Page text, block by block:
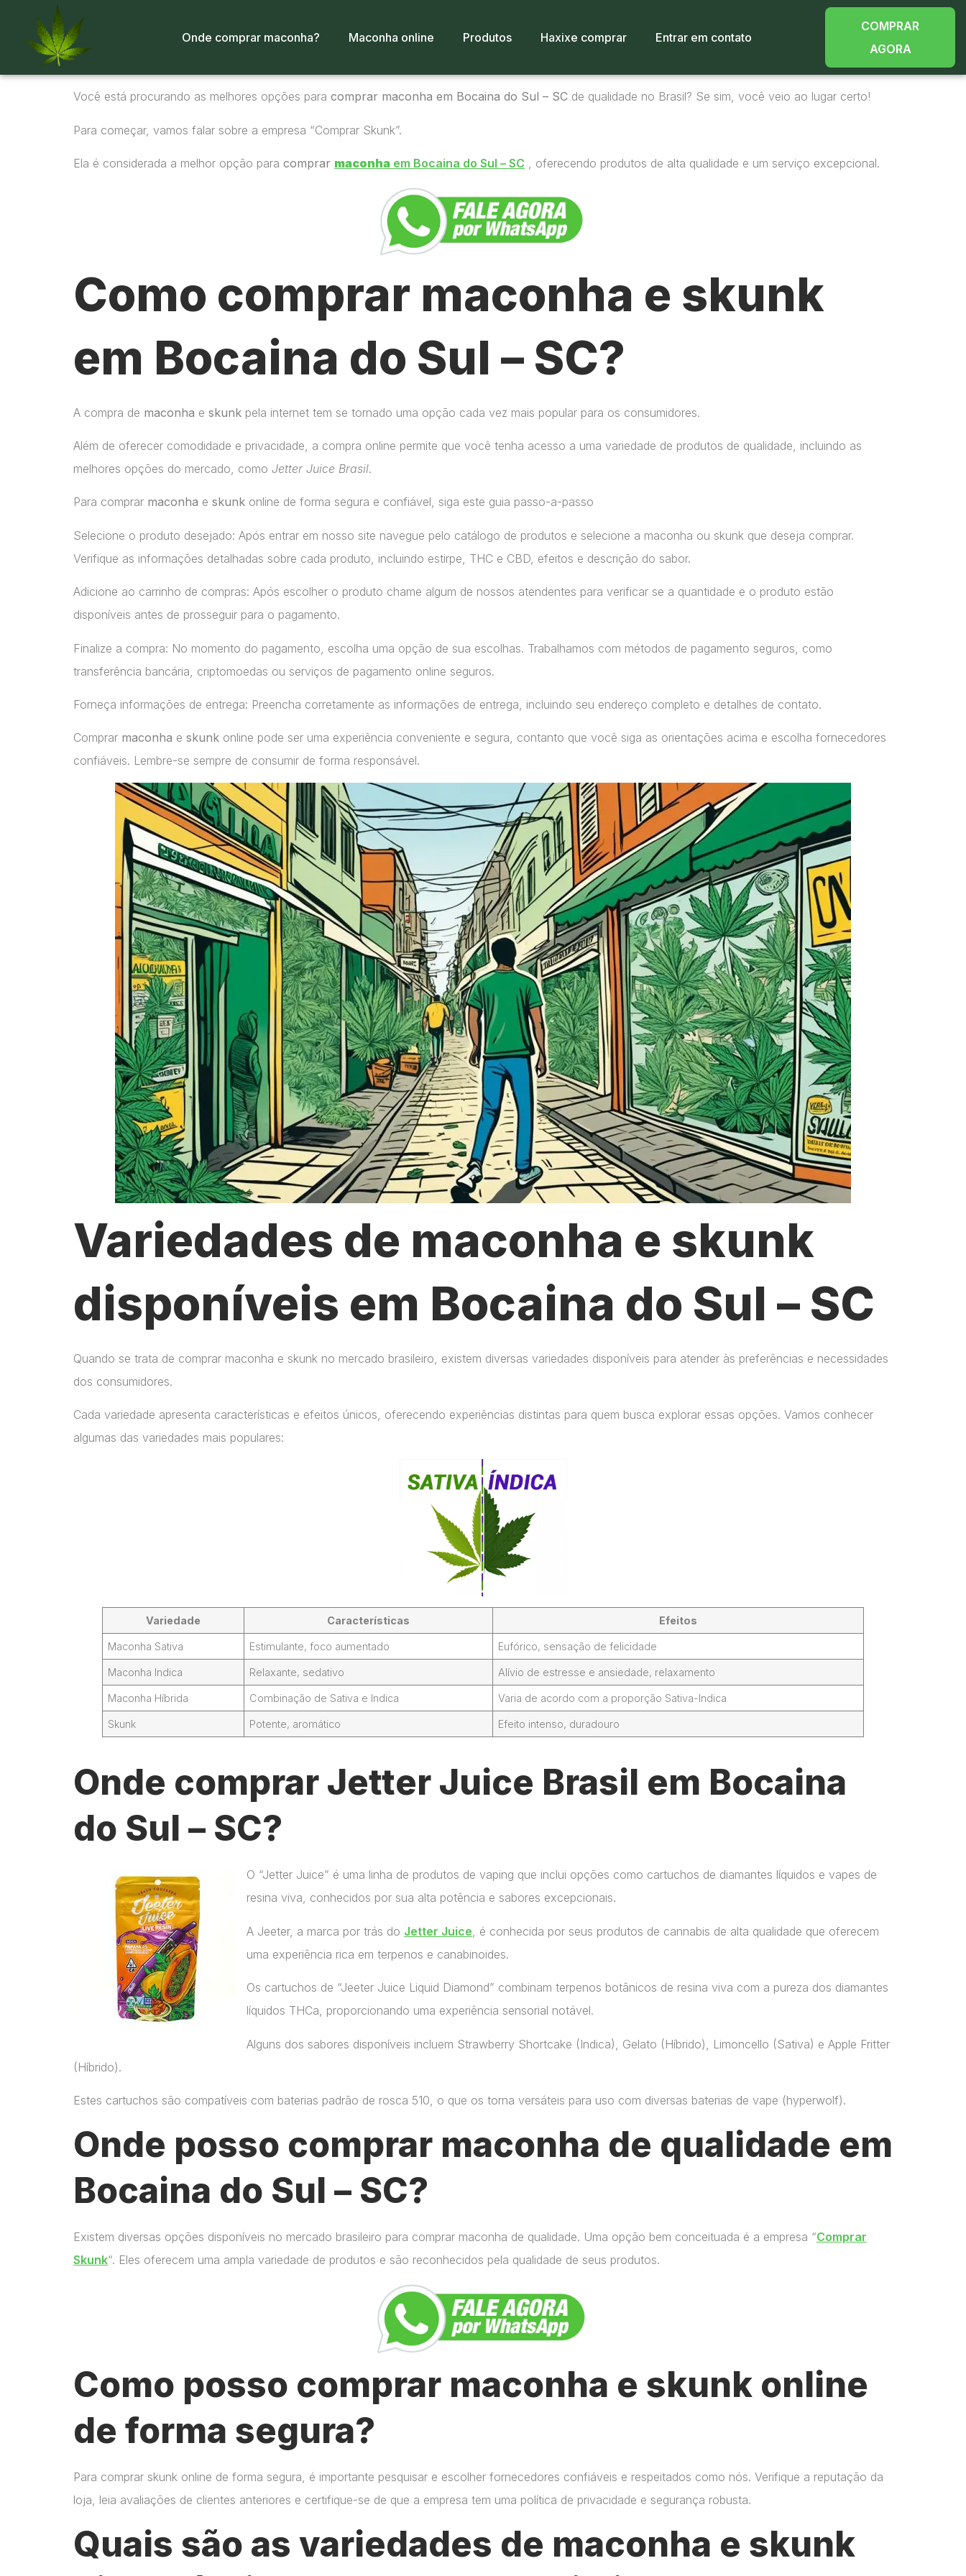
Onde comprar maconha? Maconha online Produtos Haxixe comprar Entrar em contato
COMPRAR
AGORA
Você está procurando as melhores opções para comprar maconha em Bocaina do Sul – SC de qualidade no Brasil? Se sim, você veio ao lugar certo!
Para começar, vamos falar sobre a empresa “Comprar Skunk”.
Ela é considerada a melhor opção para comprar maconha em Bocaina do Sul – SC , oferecendo produtos de alta qualidade e um serviço excepcional.
Como comprar maconha e skunk
em Bocaina do Sul – SC?
A compra de maconha e skunk pela internet tem se tornado uma opção cada vez mais popular para os consumidores.
Além de oferecer comodidade e privacidade, a compra online permite que você tenha acesso a uma variedade de produtos de qualidade, incluindo as
melhores opções do mercado, como Jetter Juice Brasil.
Para comprar maconha e skunk online de forma segura e confiável, siga este guia passo-a-passo
Selecione o produto desejado: Após entrar em nosso site navegue pelo catálogo de produtos e selecione a maconha ou skunk que deseja comprar.
Verifique as informações detalhadas sobre cada produto, incluindo estirpe, THC e CBD, efeitos e descrição do sabor.
Adicione ao carrinho de compras: Após escolher o produto chame algum de nossos atendentes para verificar se a quantidade e o produto estão
disponíveis antes de prosseguir para o pagamento.
Finalize a compra: No momento do pagamento, escolha uma opção de sua escolhas. Trabalhamos com métodos de pagamento seguros, como
transferência bancária, criptomoedas ou serviços de pagamento online seguros.
Forneça informações de entrega: Preencha corretamente as informações de entrega, incluindo seu endereço completo e detalhes de contato.
Comprar maconha e skunk online pode ser uma experiência conveniente e segura, contanto que você siga as orientações acima e escolha fornecedores
confiáveis. Lembre-se sempre de consumir de forma responsável.
Variedades de maconha e skunk
disponíveis em Bocaina do Sul – SC
Quando se trata de comprar maconha e skunk no mercado brasileiro, existem diversas variedades disponíveis para atender às preferências e necessidades
dos consumidores.
Cada variedade apresenta características e efeitos únicos, oferecendo experiências distintas para quem busca explorar essas opções. Vamos conhecer
algumas das variedades mais populares:
Variedade Características Efeitos
Maconha Sativa Estimulante, foco aumentado Eufórico, sensação de felicidade
Maconha Indica Relaxante, sedativo Alívio de estresse e ansiedade, relaxamento
Maconha Híbrida Combinação de Sativa e Indica Varia de acordo com a proporção Sativa-Indica
Skunk Potente, aromático Efeito intenso, duradouro
Onde comprar Jetter Juice Brasil em Bocaina
do Sul – SC?
O “Jetter Juice” é uma linha de produtos de vaping que inclui opções como cartuchos de diamantes líquidos e vapes de
resina viva, conhecidos por sua alta potência e sabores excepcionais.
A Jeeter, a marca por trás do Jetter Juice , é conhecida por seus produtos de cannabis de alta qualidade que oferecem
uma experiência rica em terpenos e canabinoides.
Os cartuchos de “Jeeter Juice Liquid Diamond” combinam terpenos botânicos de resina viva com a pureza dos diamantes
líquidos THCa, proporcionando uma experiência sensorial notável.
Alguns dos sabores disponíveis incluem Strawberry Shortcake (Indica), Gelato (Híbrido), Limoncello (Sativa) e Apple Fritter
(Híbrido).
Estes cartuchos são compatíveis com baterias padrão de rosca 510, o que os torna versáteis para uso com diversas baterias de vape​ (hyperwolf)​.
Onde posso comprar maconha de qualidade em
Bocaina do Sul – SC?
Existem diversas opções disponíveis no mercado brasileiro para comprar maconha de qualidade. Uma opção bem conceituada é a empresa “Comprar
Skunk“. Eles oferecem uma ampla variedade de produtos e são reconhecidos pela qualidade de seus produtos.
Como posso comprar maconha e skunk online
de forma segura?
Para comprar skunk online de forma segura, é importante pesquisar e escolher fornecedores confiáveis e respeitados como nós. Verifique a reputação da
loja, leia avaliações de clientes anteriores e certifique-se de que a empresa tem uma política de privacidade e segurança robusta.
Quais são as variedades de maconha e skunk